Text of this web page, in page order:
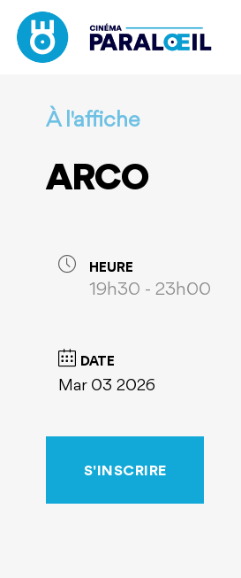
main
À l'affiche
ARCO
HEURE
19h30 - 23h00
DATE
Mar 03 2026
S'INSCRIRE